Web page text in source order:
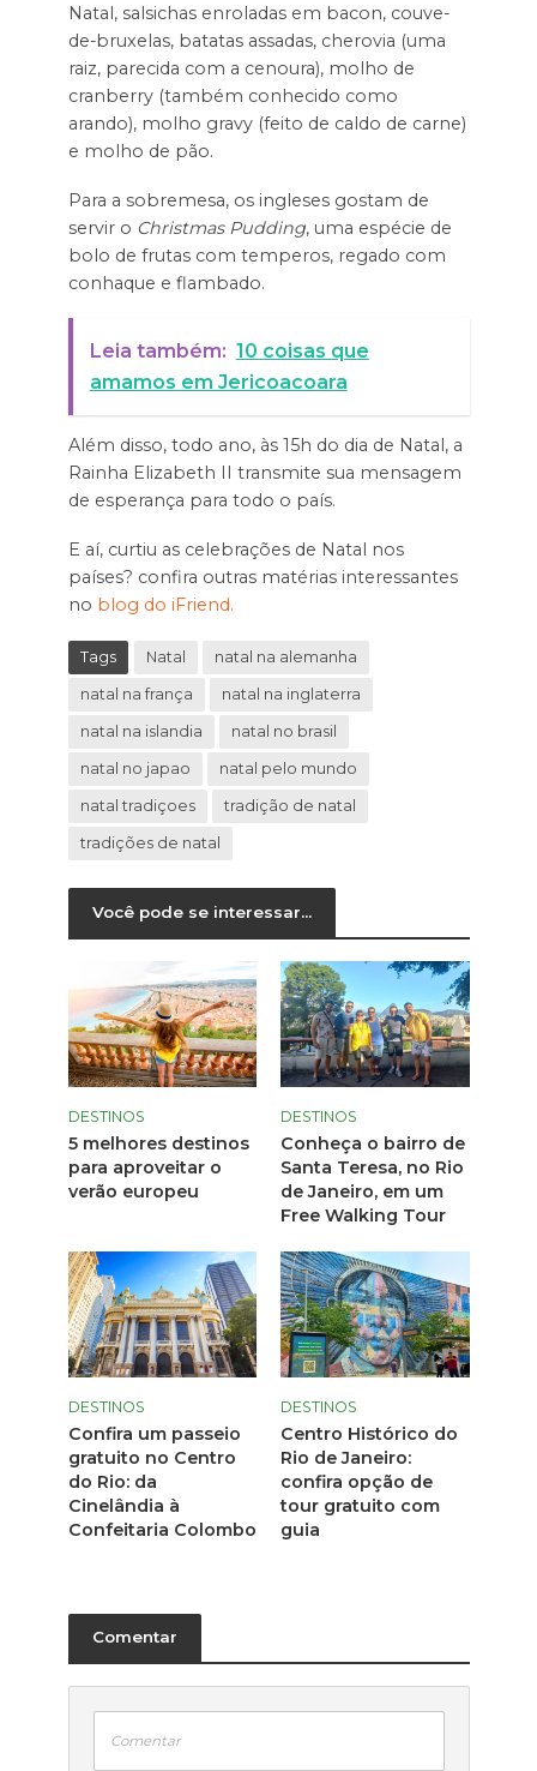
Natal, salsichas enroladas em bacon, couve-
de-bruxelas, batatas assadas, cherovia (uma
raiz, parecida com a cenoura), molho de
cranberry (também conhecido como
arando), molho gravy (feito de caldo de carne)
e molho de pão.
Para a sobremesa, os ingleses gostam de
servir o Christmas Pudding, uma espécie de
bolo de frutas com temperos, regado com
conhaque e flambado.
Leia também: 10 coisas que
amamos em Jericoacoara
Além disso, todo ano, às 15h do dia de Natal, a
Rainha Elizabeth II transmite sua mensagem
de esperança para todo o país.
E aí, curtiu as celebrações de Natal nos
países? confira outras matérias interessantes
no blog do iFriend.
Tags Natal natal na alemanha
natal na frança natal na inglaterra
natal na islandia natal no brasil
natal no japao natal pelo mundo
natal tradiçoes tradição de natal
tradições de natal
Você pode se interessar...
DESTINOS
5 melhores destinos
para aproveitar o
verão europeu
DESTINOS
Conheça o bairro de
Santa Teresa, no Rio
de Janeiro, em um
Free Walking Tour
DESTINOS
Confira um passeio
gratuito no Centro
do Rio: da
Cinelândia à
Confeitaria Colombo
DESTINOS
Centro Histórico do
Rio de Janeiro:
confira opção de
tour gratuito com
guia
Comentar
Comentar